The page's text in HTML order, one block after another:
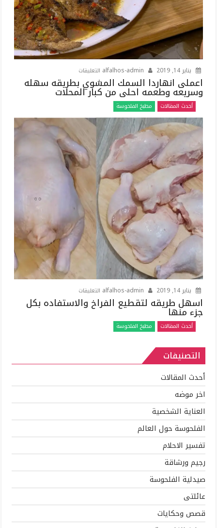
يناير 14, 2019 التعليقات
اعملى
انهاردا
بطريقه
سهله
وسريعه
وطعمه
احلى
من
كبار
المحلات
مغلقة
اعملى انهاردا السمك المشوي بطريقه سهله
وسريعه وطعمه احلى من كبار المحلات
أحدث المقالات مطبخ الفلحوسة
يناير 14, 2019 التعليقات
اسهل
جزء
مغلقة
اسهل طريقه لتقطيع الفراخ والاستفاده بكل
جزء منها
أحدث المقالات مطبخ الفلحوسة
التصنيفات
أحدث المقالات
اخر موضه
العناية الشخصية
الفلحوسة حول العالم
تفسير الاحلام
رجيم ورشاقة
صيدلية الفلحوسة
عائلتى
قصص وحكايات